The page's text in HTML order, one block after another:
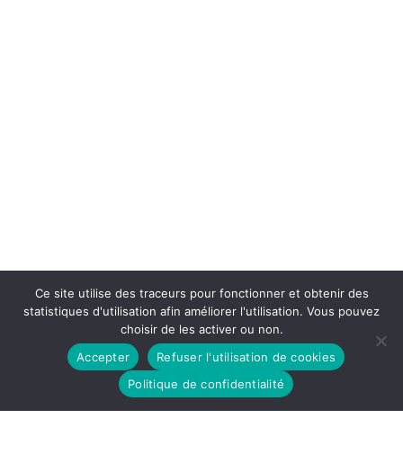
Ce site utilise des traceurs pour fonctionner et obtenir des
statistiques d'utilisation afin améliorer l'utilisation. Vous pouvez
choisir de les activer ou non.
Accepter
Refuser l'utilisation de cookies
Politique de confidentialité